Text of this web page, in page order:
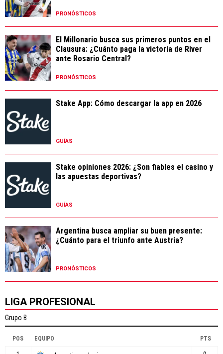
PRONÓSTICOS
El Millonario busca sus primeros puntos en el
Clausura: ¿Cuánto paga la victoria de River
ante Rosario Central?
PRONÓSTICOS
Stake App: Cómo descargar la app en 2026
GUÍAS
Stake opiniones 2026: ¿Son fiables el casino y
las apuestas deportivas?
GUÍAS
Argentina busca ampliar su buen presente:
¿Cuánto para el triunfo ante Austria?
PRONÓSTICOS
LIGA PROFESIONAL